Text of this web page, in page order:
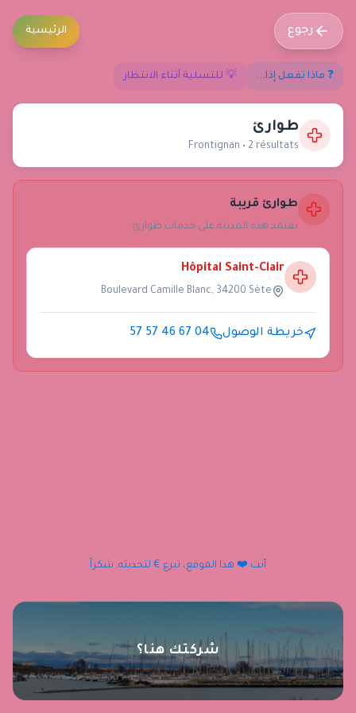
رجوع الرئيسية
❓ ماذا تفعل إذا... 💡 للتسلية أثناء الانتظار
طوارئ
Frontignan • 2 résultats
طوارئ قريبة
تعتمد هذه المدينة على خدمات طوارئ:
Hôpital Saint-Clair
Boulevard Camille Blanc, 34200 Sète
خريطة الوصول 04 67 46 57 57
أنت ❤️ هذا الموقع، تبرع € لتحديثه. شكراً
شركتك هنا؟